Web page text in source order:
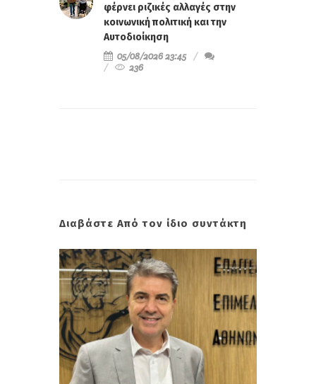
φέρνει ριζικές αλλαγές στην
κοινωνική πολιτική και την
Αυτοδιοίκηση
05/08/2026 23:45
236
Διαβάστε Από τον ίδιο συντάκτη